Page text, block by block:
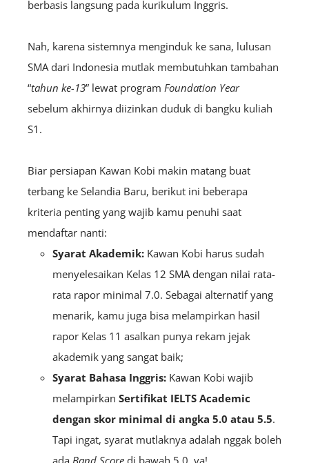
berbasis langsung pada kurikulum Inggris.
Nah, karena sistemnya menginduk ke sana, lulusan
SMA dari Indonesia mutlak membutuhkan tambahan
“tahun ke-13” lewat program Foundation Year
sebelum akhirnya diizinkan duduk di bangku kuliah
S1.
Biar persiapan Kawan Kobi makin matang buat
terbang ke Selandia Baru, berikut ini beberapa
kriteria penting yang wajib kamu penuhi saat
mendaftar nanti:
Syarat Akademik: Kawan Kobi harus sudah
menyelesaikan Kelas 12 SMA dengan nilai rata-
rata rapor minimal 7.0. Sebagai alternatif yang
menarik, kamu juga bisa melampirkan hasil
rapor Kelas 11 asalkan punya rekam jejak
akademik yang sangat baik;
Syarat Bahasa Inggris: Kawan Kobi wajib
melampirkan Sertifikat IELTS Academic
dengan skor minimal di angka 5.0 atau 5.5.
Tapi ingat, syarat mutlaknya adalah nggak boleh
ada Band Score di bawah 5.0, ya!